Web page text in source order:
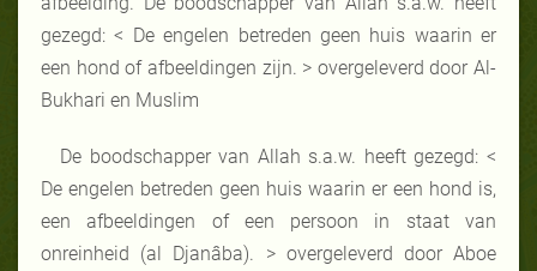
gezegd: < De engelen betreden geen huis waarin er
een hond of afbeeldingen zijn. > overgeleverd door Al-
Bukhari en Muslim
De boodschapper van Allah s.a.w. heeft gezegd: <
De engelen betreden geen huis waarin er een hond is,
een afbeeldingen of een persoon in staat van
onreinheid (al Djanâba). > overgeleverd door Aboe